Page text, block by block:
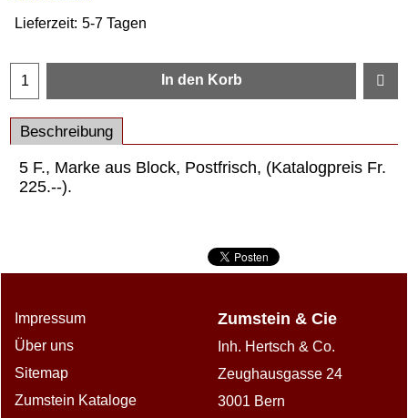
Lieferzeit: 5-7 Tagen
In den Korb
Beschreibung
5 F., Marke aus Block, Postfrisch, (Katalogpreis Fr.
225.--).
Zumstein & Cie
Inh. Hertsch & Co.
Zeughausgasse 24
3001 Bern
Impressum
Über uns
Sitemap
Zumstein Kataloge